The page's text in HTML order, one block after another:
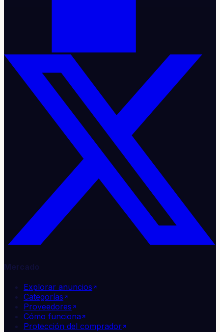
Mercado
Explorar anuncios
Categorías
Proveedores
Cómo funciona
Protección del comprador